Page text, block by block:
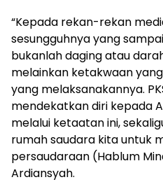
“Kepada rekan-rekan
sesungguhnya yang
bukanlah daging atau
melainkan ketakwaan
yang melaksanakannya.
mendekatkan diri kepada
melalui ketaatan ini,
rumah saudara kita untuk
persaudaraan (Hablum
Ardiansyah.